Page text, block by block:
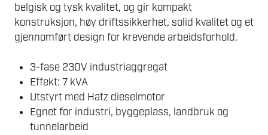
belgisk og tysk kvalitet, og gir kompakt
konstruksjon, høy driftssikkerhet, solid kvalitet og et
gjennomført design for krevende arbeidsforhold.
3-fase 230V industriaggregat
Effekt: 7 kVA
Utstyrt med Hatz dieselmotor
Egnet for industri, byggeplass, landbruk og
tunnelarbeid